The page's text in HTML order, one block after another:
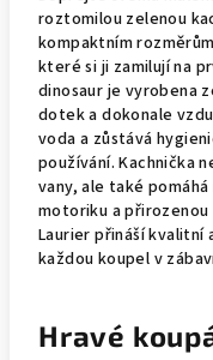
roztomilou zelenou
kompaktním
které si ji zamilují na
dinosaur je vyrobena
dotek a dokonale
voda a zůstává
používání. Kachnička
vany, ale také
motoriku a
Laurier přináší
každou koupel v
Hravé